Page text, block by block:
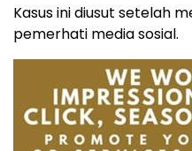
Kasus ini diusut setelah
pemerhati media sosial.